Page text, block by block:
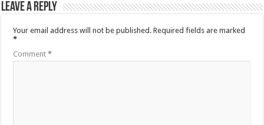
Leave a Reply
Your email address will not be published. Required fields are marked
*
Comment*